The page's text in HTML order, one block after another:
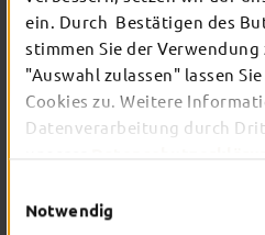
ein. Durch Bestätigen des
stimmen Sie der
"Auswahl zulassen" lassen
Cookies zu. Weitere
Datenverarbeitung durch
Notwendig
In Fulda ist irgendwo
Konzert, Musical, Erlebnis-
Theater – entdecke hier
und Highlights in und um